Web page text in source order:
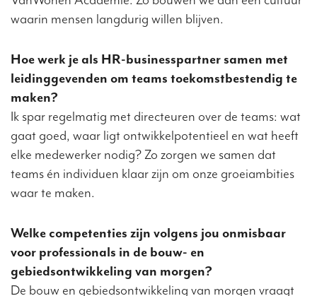
waarin mensen langdurig willen blijven.
Hoe werk je als HR-businesspartner samen met
leidinggevenden om teams toekomstbestendig te
maken?
Ik spar regelmatig met directeuren over de teams: wat
gaat goed, waar ligt ontwikkelpotentieel en wat heeft
elke medewerker nodig? Zo zorgen we samen dat
teams én individuen klaar zijn om onze groeiambities
waar te maken.
Welke competenties zijn volgens jou onmisbaar
voor professionals in de bouw- en
gebiedsontwikkeling van morgen?
De bouw en gebiedsontwikkeling van morgen vraagt